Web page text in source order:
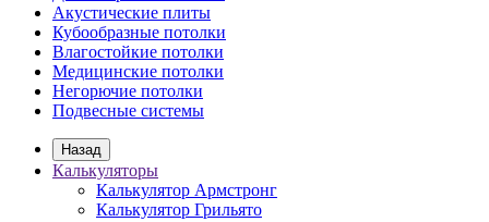
Акустические плиты
Кубообразные потолки
Влагостойкие потолки
Медицинские потолки
Негорючие потолки
Подвесные системы
Назад
Калькуляторы
Калькулятор Армстронг
Калькулятор Грильято